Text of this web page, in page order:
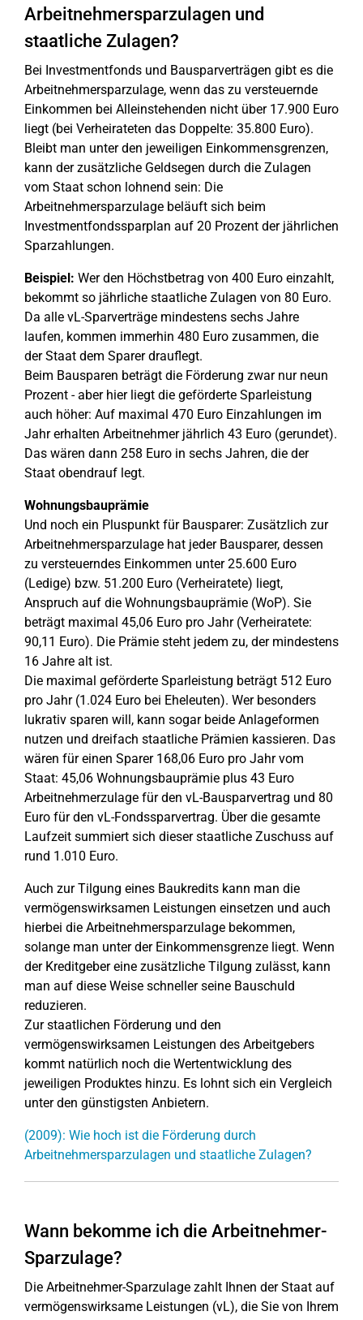
Arbeitnehmersparzulagen und
staatliche Zulagen?
Bei Investmentfonds und Bausparverträgen gibt es die
Arbeitnehmersparzulage, wenn das zu versteuernde
Einkommen bei Alleinstehenden nicht über 17.900 Euro
liegt (bei Verheirateten das Doppelte: 35.800 Euro).
Bleibt man unter den jeweiligen Einkommensgrenzen,
kann der zusätzliche Geldsegen durch die Zulagen
vom Staat schon lohnend sein: Die
Arbeitnehmersparzulage beläuft sich beim
Investmentfondssparplan auf 20 Prozent der jährlichen
Sparzahlungen.
Beispiel: Wer den Höchstbetrag von 400 Euro einzahlt,
bekommt so jährliche staatliche Zulagen von 80 Euro.
Da alle vL-Sparverträge mindestens sechs Jahre
laufen, kommen immerhin 480 Euro zusammen, die
der Staat dem Sparer drauflegt.
Beim Bausparen beträgt die Förderung zwar nur neun
Prozent - aber hier liegt die geförderte Sparleistung
auch höher: Auf maximal 470 Euro Einzahlungen im
Jahr erhalten Arbeitnehmer jährlich 43 Euro (gerundet).
Das wären dann 258 Euro in sechs Jahren, die der
Staat obendrauf legt.
Wohnungsbauprämie
Und noch ein Pluspunkt für Bausparer: Zusätzlich zur
Arbeitnehmersparzulage hat jeder Bausparer, dessen
zu versteuerndes Einkommen unter 25.600 Euro
(Ledige) bzw. 51.200 Euro (Verheiratete) liegt,
Anspruch auf die Wohnungsbauprämie (WoP). Sie
beträgt maximal 45,06 Euro pro Jahr (Verheiratete:
90,11 Euro). Die Prämie steht jedem zu, der mindestens
16 Jahre alt ist.
Die maximal geförderte Sparleistung beträgt 512 Euro
pro Jahr (1.024 Euro bei Eheleuten). Wer besonders
lukrativ sparen will, kann sogar beide Anlageformen
nutzen und dreifach staatliche Prämien kassieren. Das
wären für einen Sparer 168,06 Euro pro Jahr vom
Staat: 45,06 Wohnungsbauprämie plus 43 Euro
Arbeitnehmerzulage für den vL-Bausparvertrag und 80
Euro für den vL-Fondssparvertrag. Über die gesamte
Laufzeit summiert sich dieser staatliche Zuschuss auf
rund 1.010 Euro.
Auch zur Tilgung eines Baukredits kann man die
vermögenswirksamen Leistungen einsetzen und auch
hierbei die Arbeitnehmersparzulage bekommen,
solange man unter der Einkommensgrenze liegt. Wenn
der Kreditgeber eine zusätzliche Tilgung zulässt, kann
man auf diese Weise schneller seine Bauschuld
reduzieren.
Zur staatlichen Förderung und den
vermögenswirksamen Leistungen des Arbeitgebers
kommt natürlich noch die Wertentwicklung des
jeweiligen Produktes hinzu. Es lohnt sich ein Vergleich
unter den günstigsten Anbietern.
(2009): Wie hoch ist die Förderung durch
Arbeitnehmersparzulagen und staatliche Zulagen?
Wann bekomme ich die Arbeitnehmer-
Sparzulage?
Die Arbeitnehmer-Sparzulage zahlt Ihnen der Staat auf
vermögenswirksame Leistungen (vL), die Sie von Ihrem